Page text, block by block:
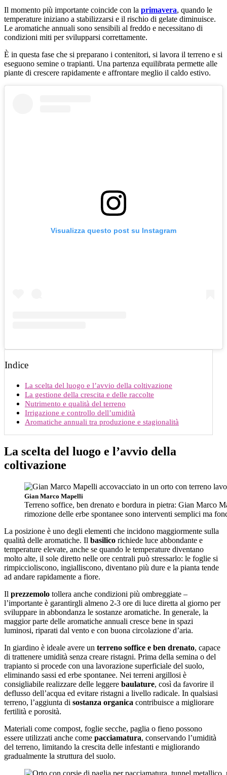
Il momento più importante coincide con la primavera, quando le
temperature iniziano a stabilizzarsi e il rischio di gelate diminuisce.
Le aromatiche annuali sono sensibili al freddo e necessitano di
condizioni miti per svilupparsi correttamente.
È in questa fase che si preparano i contenitori, si lavora il terreno e si
eseguono semine o trapianti. Una partenza equilibrata permette alle
piante di crescere rapidamente e affrontare meglio il caldo estivo.
Visualizza questo post su Instagram
Indice
La scelta del luogo e l’avvio della coltivazione
La gestione della crescita e delle raccolte
Nutrimento e qualità del terreno
Irrigazione e controllo dell’umidità
Aromatiche annuali tra produzione e stagionalità
La scelta del luogo e l’avvio della
coltivazione
Gian Marco Mapelli
Terreno soffice, ben drenato e bordura in pietra: Gian Marco
rimozione delle erbe spontanee sono interventi semplici ma
La posizione è uno degli elementi che incidono maggiormente sulla
qualità delle aromatiche. Il basilico richiede luce abbondante e
temperature elevate, anche se quando le temperature diventano
molto alte, il sole diretto nelle ore centrali può stressarlo: le foglie si
rimpiccioliscono, ingialliscono, diventano più dure e la pianta tende
ad andare rapidamente a fiore.
Il prezzemolo tollera anche condizioni più ombreggiate –
l’importante è garantirgli almeno 2-3 ore di luce diretta al giorno per
sviluppare in abbondanza le sostanze aromatiche. In generale, la
maggior parte delle aromatiche annuali cresce bene in spazi
luminosi, riparati dal vento e con buona circolazione d’aria.
In giardino è ideale avere un terreno soffice e ben drenato, capace
di trattenere umidità senza creare ristagni. Prima della semina o del
trapianto si procede con una lavorazione superficiale del suolo,
eliminando sassi ed erbe spontanee. Nei terreni argillosi è
consigliabile realizzare delle leggere baulature, così da favorire il
deflusso dell’acqua ed evitare ristagni a livello radicale. In qualsiasi
terreno, l’aggiunta di sostanza organica contribuisce a migliorare
fertilità e porosità.
Materiali come compost, foglie secche, paglia o fieno possono
essere utilizzati anche come pacciamatura, conservando l’umidità
del terreno, limitando la crescita delle infestanti e migliorando
gradualmente la struttura del suolo.